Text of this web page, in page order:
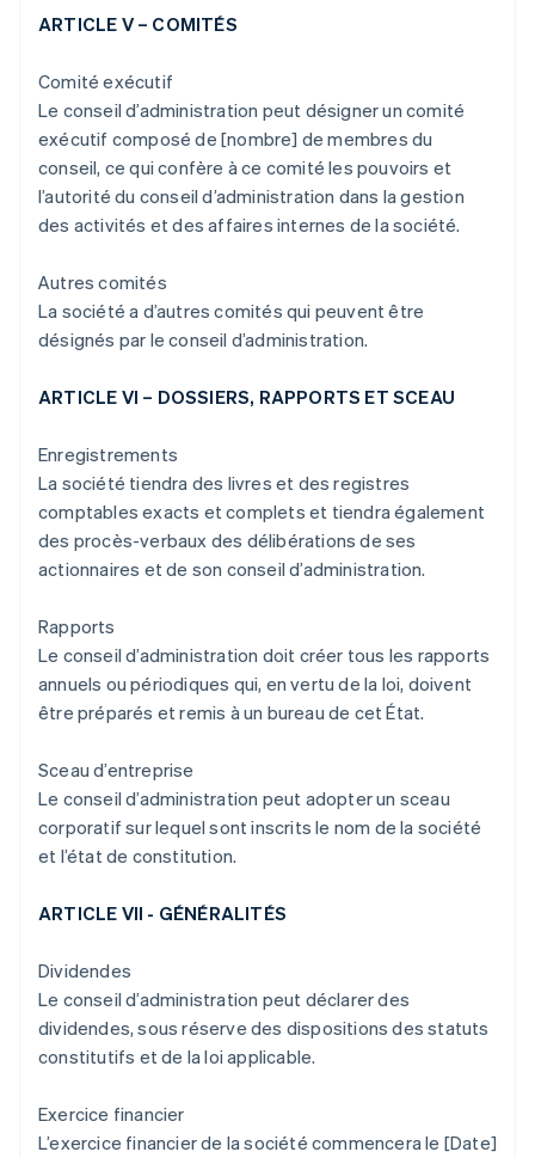
ARTICLE V – COMITÉS
Comité exécutif
Le conseil d’administration peut désigner un comité
exécutif composé de [nombre] de membres du
conseil, ce qui confère à ce comité les pouvoirs et
l’autorité du conseil d’administration dans la gestion
des activités et des affaires internes de la société.
Autres comités
La société a d’autres comités qui peuvent être
désignés par le conseil d’administration.
ARTICLE VI – DOSSIERS, RAPPORTS ET SCEAU
Enregistrements
La société tiendra des livres et des registres
comptables exacts et complets et tiendra également
des procès-verbaux des délibérations de ses
actionnaires et de son conseil d’administration.
Rapports
Le conseil d’administration doit créer tous les rapports
annuels ou périodiques qui, en vertu de la loi, doivent
être préparés et remis à un bureau de cet État.
Sceau d’entreprise
Le conseil d’administration peut adopter un sceau
corporatif sur lequel sont inscrits le nom de la société
et l’état de constitution.
ARTICLE VII - GÉNÉRALITÉS
Dividendes
Le conseil d’administration peut déclarer des
dividendes, sous réserve des dispositions des statuts
constitutifs et de la loi applicable.
Exercice financier
L’exercice financier de la société commencera le [Date]